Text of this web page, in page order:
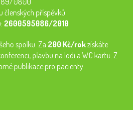
členských příspěvků
2600595086/2010
spolku. Za 200 Kč/rokzískáte
plavbu na lodi a WC kartu. Z
publikace pro pacienty.